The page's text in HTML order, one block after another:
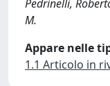
Pedrinelli,
M.
Appare nelle
1.1 Articolo in